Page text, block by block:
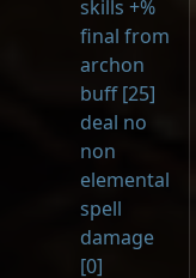
skills +%
final from
archon
buff [25]
deal no
non
elemental
spell
damage
[0]